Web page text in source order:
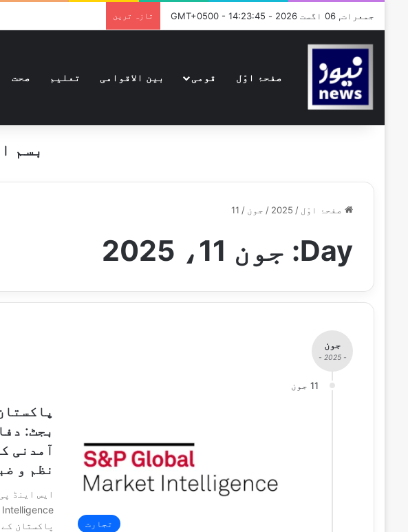
جمعرات, 06 اگست 2026 - GMT+0500 - 14:23:45 تازہ ترین
صفحۂ اوّل قومی بین الاقوامی تعلیم صحت
بسم
صفحۂ اوّل /
2025
/ جون /
11
Day: جون 11، 2025
جون
- 2025 -
11 جون
تجارت
بجٹ:
آمدنی
نظم و
پاکستان کے